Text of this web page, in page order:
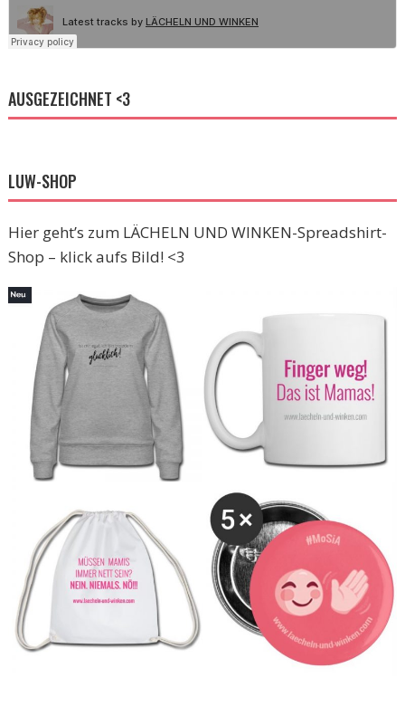
AUSGEZEICHNET <3
LUW-SHOP
Hier geht’s zum LÄCHELN UND WINKEN-Spreadshirt-
Shop – klick aufs Bild! <3